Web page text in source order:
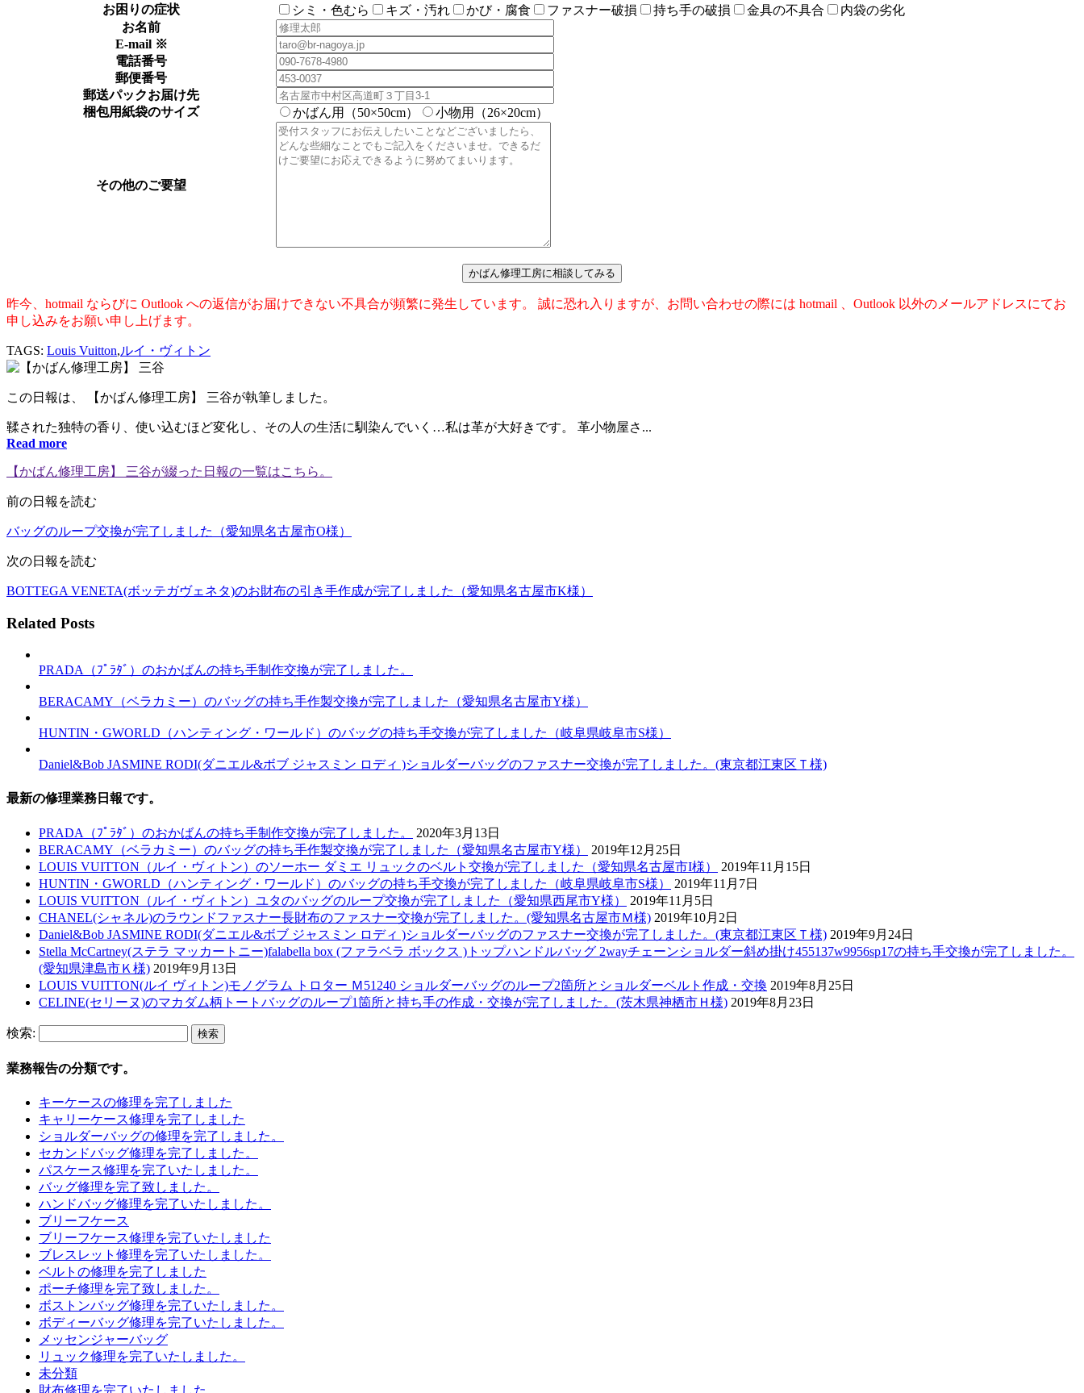
お困りの症状
シミ・色むら キズ・汚れ かび・腐食 ファスナー破損 持ち手の破損 金具の不具合
内袋の劣化
お名前
E-mail ※
電話番号
郵便番号
郵送パックお届け先
梱包用紙袋のサイズ
かばん用（50×50cm） 小物用（26×20cm）
その他のご要望
昨今、hotmail ならびに Outlook への返信がお届けできない不具合が頻繁に発生しています。 誠に恐れ入りますが、お問い合わせの際には hotmail 、Outlook 以外のメールアドレスにてお
申し込みをお願い申し上げます。
TAGS: Louis Vuitton,ルイ・ヴィトン
この日報は、 【かばん修理工房】 三谷が執筆しました。
鞣された独特の香り、使い込むほど変化し、その人の生活に馴染んでいく…私は革が大好きです。 革小物屋さ...
Read more
【かばん修理工房】 三谷が綴った日報の一覧はこちら。
前の日報を読む
バッグのループ交換が完了しました（愛知県名古屋市O様）
次の日報を読む
BOTTEGA VENETA(ボッテガヴェネタ)のお財布の引き手作成が完了しました（愛知県名古屋市K様）
Related Posts
PRADA（ﾌﾟﾗﾀﾞ）のおかばんの持ち手制作交換が完了しました。
BERACAMY（ベラカミー）のバッグの持ち手作製交換が完了しました（愛知県名古屋市Y様）
HUNTIN・GWORLD（ハンティング・ワールド）のバッグの持ち手交換が完了しました（岐阜県岐阜市S様）
Daniel&Bob JASMINE RODI(ダニエル&ボブ ジャスミン ロディ )ショルダーバッグのファスナー交換が完了しました。(東京都江東区Ｔ様)
最新の修理業務日報です。
PRADA（ﾌﾟﾗﾀﾞ）のおかばんの持ち手制作交換が完了しました。
2020年3月13日
BERACAMY（ベラカミー）のバッグの持ち手作製交換が完了しました（愛知県名古屋市Y様）
2019年12月25日
LOUIS VUITTON（ルイ・ヴィトン）のソーホー ダミエ リュックのベルト交換が完了しました（愛知県名古屋市I様）
2019年11月15日
HUNTIN・GWORLD（ハンティング・ワールド）のバッグの持ち手交換が完了しました（岐阜県岐阜市S様）
2019年11月7日
LOUIS VUITTON（ルイ・ヴィトン）ユタのバッグのループ交換が完了しました（愛知県西尾市Y様）
2019年11月5日
CHANEL(シャネル)のラウンドファスナー長財布のファスナー交換が完了しました。(愛知県名古屋市Ｍ様) 2019年10月2日
Daniel&Bob JASMINE RODI(ダニエル&ボブ ジャスミン ロディ )ショルダーバッグのファスナー交換が完了しました。(東京都江東区Ｔ様) 2019年9月24日
Stella McCartney(ステラ マッカートニー)falabella box (ファラベラ ボックス )トップハンドルバッグ 2wayチェーンショルダー斜め掛け455137w9956sp17の持ち手交換が完了しました。
(愛知県津島市Ｋ様) 2019年9月13日
LOUIS VUITTON(ルイ ヴィトン)モノグラム トロター Ｍ51240 ショルダーバッグのループ2箇所とショルダーベルト作成・交換 2019年8月25日
CELINE(セリーヌ)のマカダム柄トートバッグのループ1箇所と持ち手の作成・交換が完了しました。(茨木県神栖市Ｈ様) 2019年8月23日
検索:
業務報告の分類です。
キーケースの修理を完了しました
キャリーケース修理を完了しました
ショルダーバッグの修理を完了しました。
セカンドバッグ修理を完了しました。
パスケース修理を完了いたしました。
バッグ修理を完了致しました。
ハンドバッグ修理を完了いたしました。
ブリーフケース
ブリーフケース修理を完了いたしました
ブレスレット修理を完了いたしました。
ベルトの修理を完了しました
ポーチ修理を完了致しました。
ボストンバッグ修理を完了いたしました。
ボディーバッグ修理を完了いたしました。
メッセンジャーバッグ
リュック修理を完了いたしました。
未分類